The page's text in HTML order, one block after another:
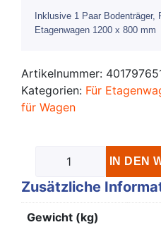
Inklusive 1 Paar Bodenträger,
Etagenwagen 1200 x 800 mm
Artikelnummer:
Kategorien: Für
für Wagen
IN DEN
Zusätzliche
Gewicht (kg)